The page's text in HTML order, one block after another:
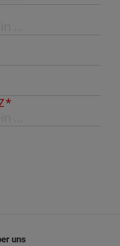
uns